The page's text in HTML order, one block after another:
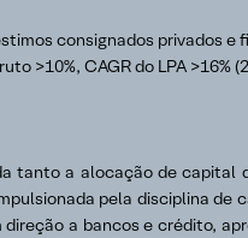
consignados privados
>10%, CAGR do LPA >16%
tanto a alocação de capital
pela disciplina de
direção a bancos e crédito,